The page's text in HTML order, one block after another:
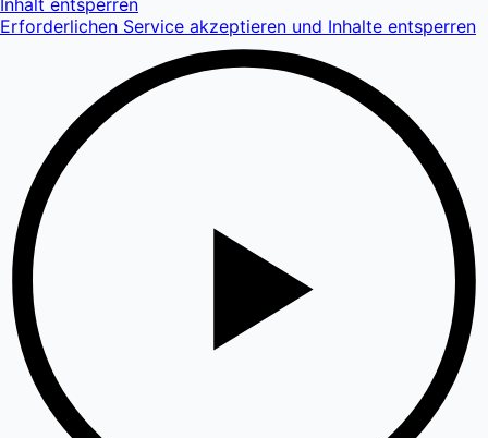
Inhalt entsperren
Erforderlichen Service akzeptieren und Inhalte entsperren